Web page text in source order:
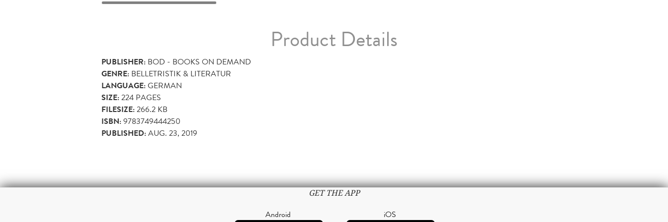
Product Details
PUBLISHER: BOD - BOOKS ON DEMAND
GENRE: BELLETRISTIK & LITERATUR
LANGUAGE:GERMAN
SIZE:224 PAGES
FILESIZE:266.2 KB
ISBN:9783749444250
PUBLISHED:AUG. 23, 2019
GET THE APP
Android iOS